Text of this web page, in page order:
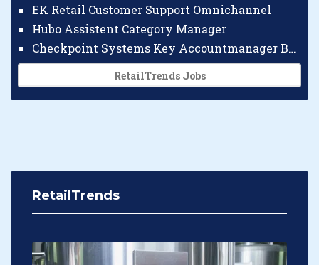
EK Retail Customer Support Omnichannel
Hubo Assistent Category Manager
Checkpoint Systems Key Accountmanager Benelux
RetailTrends Jobs
RetailTrends